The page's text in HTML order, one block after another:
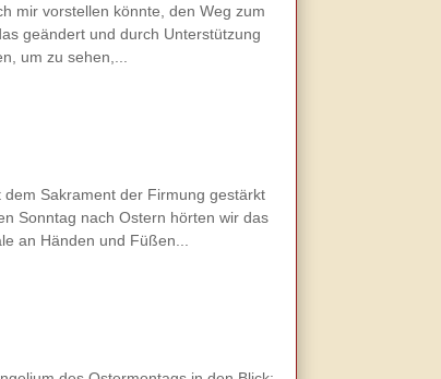
mir vorstellen könnte, den Weg zum
geändert und durch Unterstützung
um zu sehen,...
Sakrament der Firmung gestärkt
Sonntag nach Ostern hörten wir das
an Händen und Füßen...